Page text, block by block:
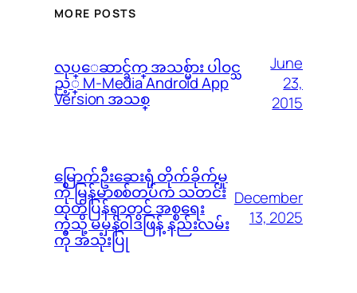
MORE POSTS
လုပ္ေဆာင္ခ်က္ အသစ္မ်ား ပါဝင္သ
ည့္ M-Media Android App
Version အသစ္
June
23,
2015
မြောက်ဦးဆေးရုံ တိုက်ခိုက်မှု
ကို မြန်မာစစ်တပ်က သတင်း
ထုတ်ပြန်ရာတွင် အစ္စရေး
ကဲ့သို့ မမှန်၀ါဒဖြန့် နည်းလမ်း
ကို အသုံးပြု
December
13, 2025